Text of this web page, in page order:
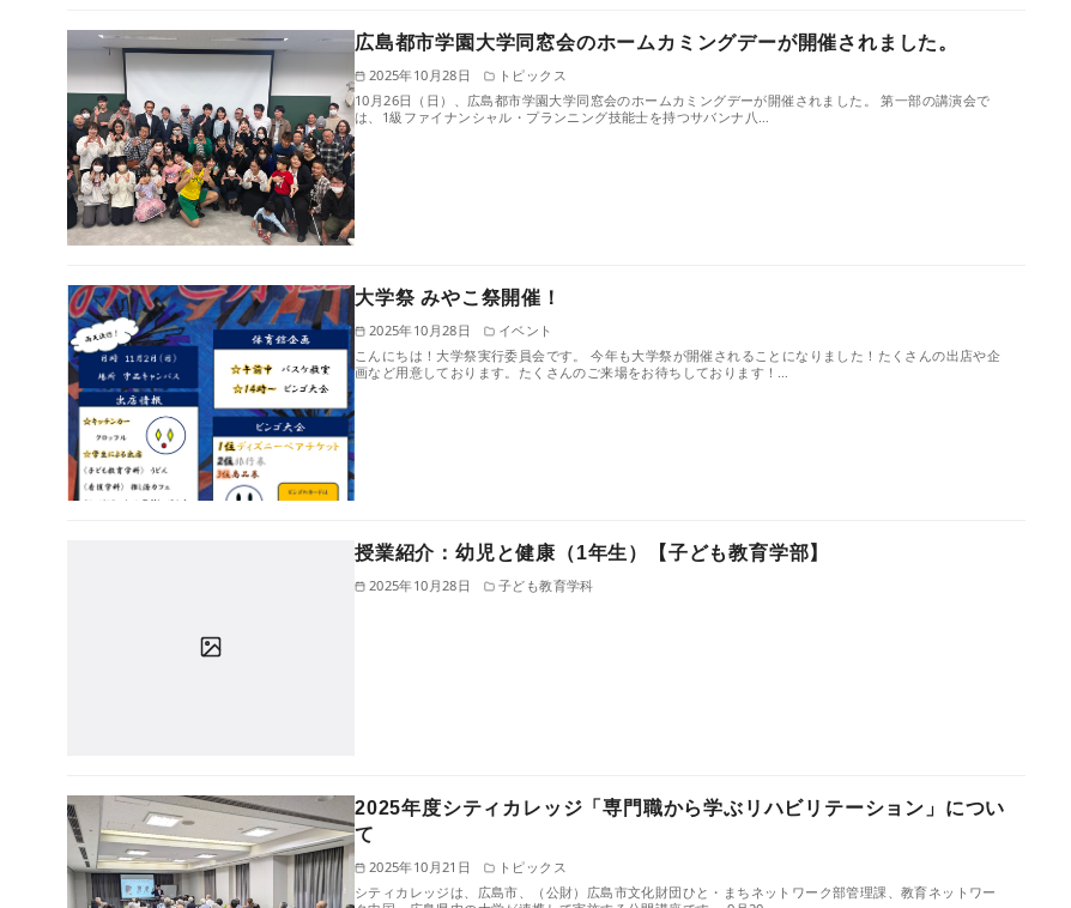
広島都市学園大学同窓会のホームカミングデーが開催されました。
2025年10月28日
トピックス
10月26日（日）、広島都市学園大学同窓会のホームカミングデーが開催されました。 第一部の講演会で
は、1級ファイナンシャル・プランニング技能士を持つサバンナ八…
大学祭 みやこ祭開催！
2025年10月28日
イベント
こんにちは！大学祭実行委員会です。 今年も大学祭が開催されることになりました！たくさんの出店や企
画など用意しております。たくさんのご来場をお待ちしております！…
授業紹介：幼児と健康（1年生）【子ども教育学部】
2025年10月28日 子ども教育学科
2025年度シティカレッジ「専門職から学ぶリハビリテーション」につい
て
2025年10月21日
トピックス
シティカレッジは、広島市、（公財）広島市文化財団ひと・まちネットワーク部管理課、教育ネットワー